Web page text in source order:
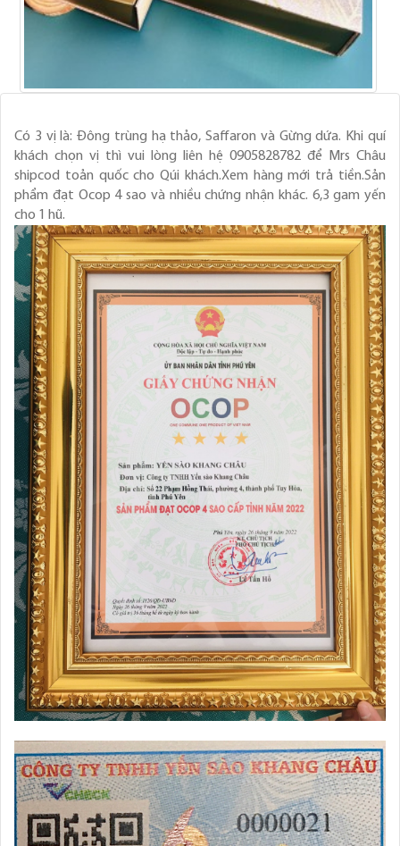
Có 3 vị là: Đông trùng hạ thảo, Saffaron và Gừng dứa. Khi quí
khách chọn vị thì vui lòng liên hệ 0905828782 để Mrs Châu
shipcod toản quốc cho Qúi khách.Xem hàng mới trả tiền.Sản
phẩm đạt Ocop 4 sao và nhiều chứng nhận khác. 6,3 gam yến
cho 1 hũ.